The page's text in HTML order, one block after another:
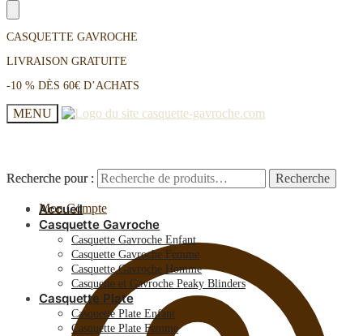
CASQUETTE GAVROCHE
LIVRAISON GRATUITE
-10 % DÈS 60€ D’ACHATS
MENU
Recherche pour : Recherche
Mon Compte
Recherche pour : Recherche
Accueil
Casquette Gavroche
Casquette Gavroche Enfant
Casquette Gavroche Femme
Casquette Gavroche Homme
Casquette et Gavroche Peaky Blinders
Casquette Plate
Casquette Plate Enfant
Casquette Plate Femme